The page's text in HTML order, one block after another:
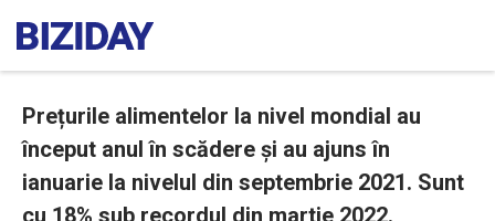
Prețurile alimentelor la nivel mondial au
început anul în scădere și au ajuns în
ianuarie la nivelul din septembrie 2021. Sunt
cu 18% sub recordul din martie 2022.